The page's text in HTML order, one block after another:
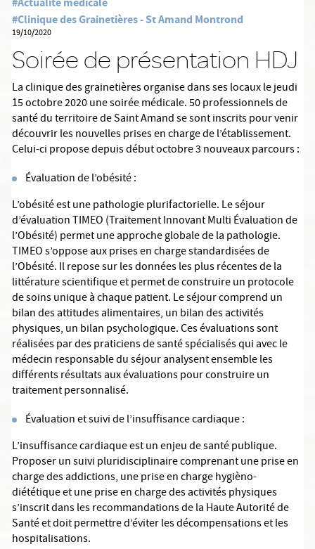
#Clinique des Grainetières - St Amand Montrond
19/10/2020
Soirée de présentation HDJ
La clinique des grainetières organise dans ses locaux le jeudi
15 octobre 2020 une soirée médicale. 50 professionnels de
santé du territoire de Saint Amand se sont inscrits pour venir
découvrir les nouvelles prises en charge de l’établissement.
Celui-ci propose depuis début octobre 3 nouveaux parcours :
Évaluation de l’obésité :
L’obésité est une pathologie plurifactorielle. Le séjour
d’évaluation TIMEO (Traitement Innovant Multi Évaluation de
l’Obésité) permet une approche globale de la pathologie.
TIMEO s’oppose aux prises en charge standardisées de
l’Obésité. Il repose sur les données les plus récentes de la
littérature scientifique et permet de construire un protocole
de soins unique à chaque patient. Le séjour comprend un
bilan des attitudes alimentaires, un bilan des activités
physiques, un bilan psychologique. Ces évaluations sont
réalisées par des praticiens de santé spécialisés qui avec le
médecin responsable du séjour analysent ensemble les
différents résultats aux évaluations pour construire un
traitement personnalisé.
Évaluation et suivi de l’insuffisance cardiaque :
L’insuffisance cardiaque est un enjeu de santé publique.
Proposer un suivi pluridisciplinaire comprenant une prise en
charge des addictions, une prise en charge hygièno-
diététique et une prise en charge des activités physiques
s’inscrit dans les recommandations de la Haute Autorité de
Santé et doit permettre d’éviter les décompensations et les
hospitalisations.